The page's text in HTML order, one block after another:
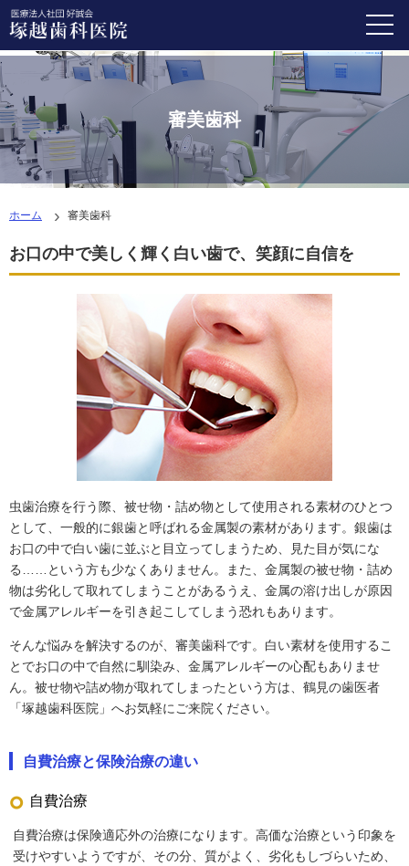
審美歯科
ホーム 審美歯科
お口の中で美しく輝く白い歯で、笑顔に自信を
虫歯治療を行う際、被せ物・詰め物として使用される素材のひとつ
として、一般的に銀歯と呼ばれる金属製の素材があります。銀歯は
お口の中で白い歯に並ぶと目立ってしまうため、見た目が気にな
る……という方も少なくありません。また、金属製の被せ物・詰め
物は劣化して取れてしまうことがあるうえ、金属の溶け出しが原因
で金属アレルギーを引き起こしてしまう恐れもあります。
そんな悩みを解決するのが、審美歯科です。白い素材を使用するこ
とでお口の中で自然に馴染み、金属アレルギーの心配もありませ
ん。被せ物や詰め物が取れてしまったという方は、鶴見の歯医者
「塚越歯科医院」へお気軽にご来院ください。
自費治療と保険治療の違い
自費治療
自費治療は保険適応外の治療になります。高価な治療という印象を
受けやすいようですが、その分、質がよく、劣化もしづらいため、